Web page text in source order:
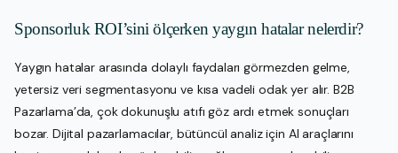
Sponsorluk ROI’sini ölçerken yaygın hatalar nelerdir?
Yaygın hatalar arasında dolaylı faydaları görmezden gelme,
yetersiz veri segmentasyonu ve kısa vadeli odak yer alır. B2B
Pazarlama’da, çok dokunuşlu atıfı göz ardı etmek sonuçları
bozar. Dijital pazarlamacılar, bütüncül analiz için AI araçlarını